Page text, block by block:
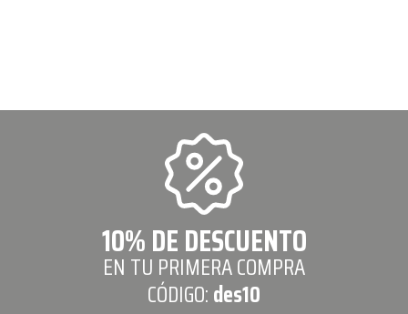
10% DE DESCUENTO
EN TU PRIMERA COMPRA
CÓDIGO:des10